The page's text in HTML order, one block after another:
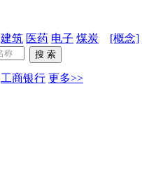
建筑 医药 电子 煤炭 [概念]
工商银行 更多>>